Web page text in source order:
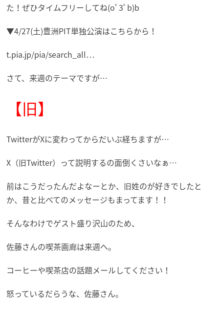
た！ぜひタイムフリーしてね(oﾟ3ﾟb)b
▼4/27(土)豊洲PIT単独公演はこちらから！
t.pia.jp/pia/search_all…
さて、来週のテーマですが…
【旧】
TwitterがXに変わってからだいぶ経ちますが…
X（旧Twitter）って説明するの面倒くさいなぁ…
前はこうだったんだよなーとか、旧姓のが好きでしたと
か、昔と比べてのメッセージもまってます！！
そんなわけでゲスト盛り沢山のため、
佐藤さんの喫茶画廊は来週へ。
コーヒーや喫茶店の話題メールしてください！
怒っているだらうな、佐藤さん。